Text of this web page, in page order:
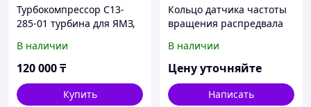
Турбокомпрессор С13-
285-01 турбина для ЯМЗ,
В наличии
120 000₸
Купить
Кольцо датчика частоты
вращения распредвала
автомобилей Камаз, Dong
Feng
В наличии
Цену уточняйте
Написать